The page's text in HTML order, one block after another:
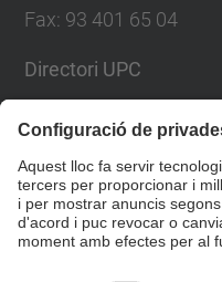
Fax: 93 401 65 04
Directori UPC
Formulari de contacte
© UPCEscola Tècnica